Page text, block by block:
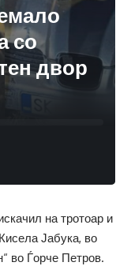
со
двор
на тротоар и
Јабука, во
во Ѓорче Петров.